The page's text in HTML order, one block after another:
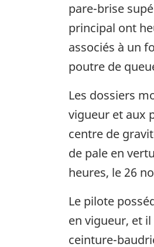
pare-brise
principal ont
associés à un
poutre de
Les dossiers
vigueur et aux
centre de
de pale en
heures, le 26
Le pilote
en vigueur, et
ceinture-